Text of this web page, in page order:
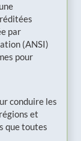
par
(ANSI)
pour
conduire les
et
que toutes